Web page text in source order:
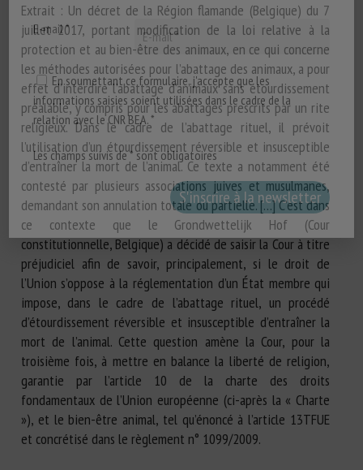
Extrait : Un décret de la Région flamande (Belgique) du 7
juillet 2017, portant modification de la loi relative à la
protection et au bien-être des animaux, en ce qui concerne
les méthodes autorisées pour l’abattage des animaux, a pour
effet d’interdire l’abattage d’animaux sans étourdissement
préalable, y compris pour les abattages prescrits par un rite
religieux. Dans le cadre de l’abattage rituel, il prévoit
l’utilisation d’un étourdissement réversible et insusceptible
d’entraîner la mort de l’animal. Ce texte a notamment été
contesté par plusieurs associations juives et musulmanes,
demandant son annulation totale ou partielle. […] C’est dans
ce contexte que le Grondwettelijk Hof (Cour
constitutionnelle, Belgique) a décidé de saisir la Cour à titre
préjudiciel afin de savoir, principalement, si le droit de
l’Union s’oppose à la réglementation d’un État membre qui
impose, dans le cadre de l’abattage rituel, un procédé
d’étourdissement réversible et insusceptible d’entraîner la
mort de l’animal. Cette question amène la Cour, pour la
troisième fois, à mettre en balance la liberté de religion,
garantie par l’article 10 de la charte des droits
fondamentaux de l’Union européenne (ci-après la « Charte
»), et le bien-être animal, tel qu’énoncé à l’article 13TFUE
et concrétisé dans le règlement n° 1099/2009.
E-mail *
En soumettant ce formulaire, j'accepte que les
informations saisies soient utilisées dans le cadre de la
relation avec le CNR BEA. *
Les champs suivis de * sont obligatoires